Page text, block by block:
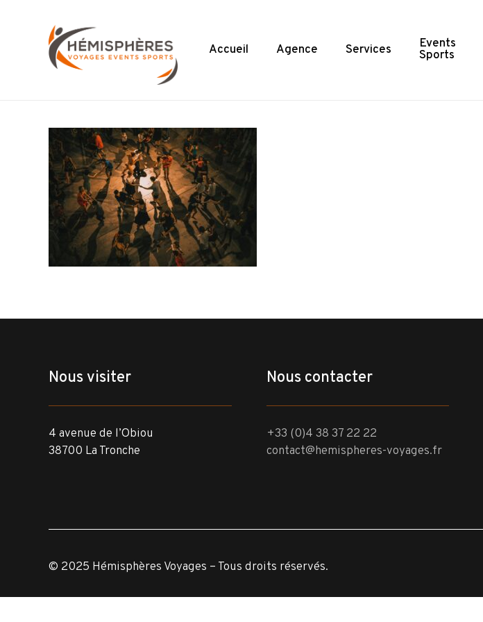
Accueil Agence Services Events
Sports
Nous visiter
4 avenue de l’Obiou
38700 La Tronche
Nous contacter
+33 (0)4 38 37 22 22
contact@hemispheres-voyages.fr
© 2025 Hémisphères Voyages – Tous droits réservés.